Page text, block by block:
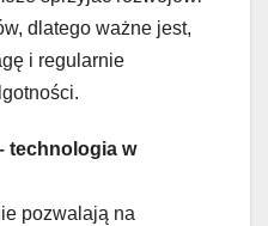
dlatego ważne jest,
i regularnie
technologia w
pozwalają na